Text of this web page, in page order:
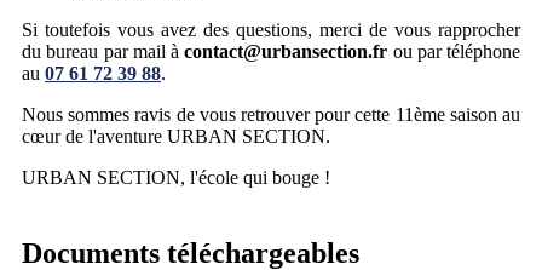
Si toutefois vous avez des questions, merci de vous rapprocher
du bureau par mail àcontact@urbansection.fr ou par téléphone
au 07 61 72 39 88.
Nous sommes ravis de vous retrouver pour cette 11ème saison au
cœur de l'aventure URBAN SECTION.
URBAN SECTION, l'école qui bouge !
Documents téléchargeables